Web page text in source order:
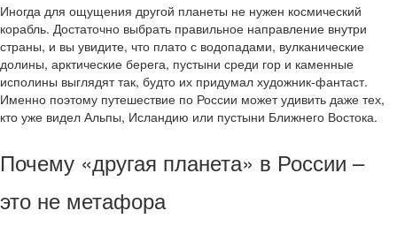
Иногда для ощущения другой планеты не нужен космический
корабль. Достаточно выбрать правильное направление внутри
страны, и вы увидите, что плато с водопадами, вулканические
долины, арктические берега, пустыни среди гор и каменные
исполины выглядят так, будто их придумал художник-фантаст.
Именно поэтому путешествие по России может удивить даже тех,
кто уже видел Альпы, Исландию или пустыни Ближнего Востока.
Почему «другая планета» в России –
это не метафора